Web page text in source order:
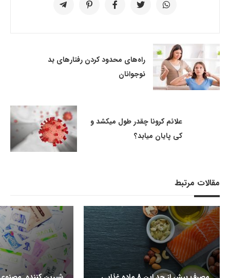
راه‌های محدود کردن رفتارهای بد
نوجوانان
علائم کرونا چقدر طول میکشد و
کی پایان میابد؟
مقالات مرتبط